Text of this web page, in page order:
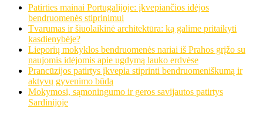
Patirties mainai Portugalijoje: įkvepiančios idėjos
bendruomenės stiprinimui
Tvarumas ir šiuolaikinė architektūra: ką galime pritaikyti
kasdienybėje?
Lieporių mokyklos bendruomenės nariai iš Prahos grįžo su
naujomis idėjomis apie ugdymą lauko erdvėse
Prancūzijos patirtys įkvepia stiprinti bendruomeniškumą ir
aktyvų gyvenimo būdą
Mokymosi, sąmoningumo ir geros savijautos patirtys
Sardinijoje